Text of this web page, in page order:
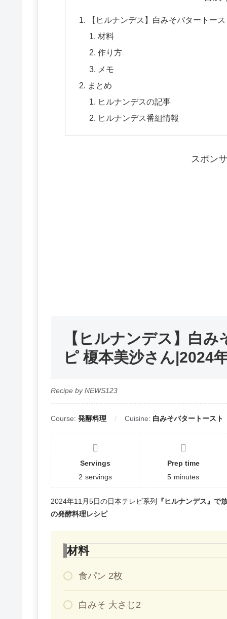
【ヒルナンデス】白みそバタートー
材料
作り方
メモ
まとめ
ヒルナンデスの記事
ヒルナンデス番組情報
スポン
【ヒルナンデス】白
ピ 榎本美沙さん|2024
Recipe by NEWS123
Course: 発酵料理 Cuisine: 白みそバタートースト
Servings
2 servings
Prep time
5 minutes
2024年11月5日の日本テレビ系列
『ヒルナンデス』で
の発酵料理レシピ
材料
食パン 2枚
白みそ 大さじ2